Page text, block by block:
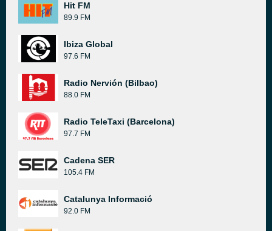
Hit FM
89.9 FM
Ibiza Global
97.6 FM
Radio Nervión (Bilbao)
88.0 FM
Radio TeleTaxi (Barcelona)
97.7 FM
Cadena SER
105.4 FM
Catalunya Informació
92.0 FM